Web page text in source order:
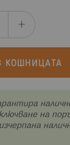
КОШНИЦАТА
на